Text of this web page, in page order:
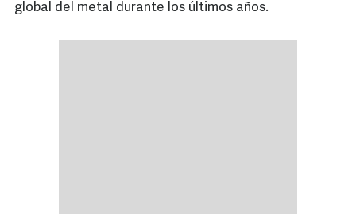
global del metal durante los últimos años.